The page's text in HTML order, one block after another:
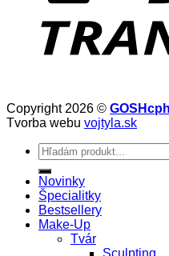
Copyright 2026 ©
Tvorba webu vojtyla.sk
Hľadať:
Novinky
Špecialitky
Bestsellery
Make-Up
Tvár
Sculpting